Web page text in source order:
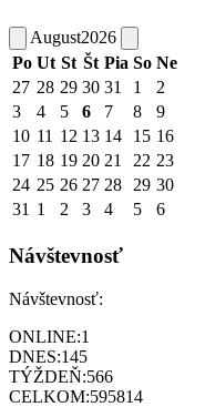
August2026
Po Ut St Št Pia So Ne
27 28 29 30 31 1
2
3
4 5 6 7 8
9
10 11 12 13 14 15 16
17 18 19 20 21 22 23
24 25 26 27 28 29 30
31 1 2 3 4 5 6
Návštevnosť
Návštevnosť:
ONLINE:1
DNES:145
TÝŽDEŇ:566
CELKOM:595814